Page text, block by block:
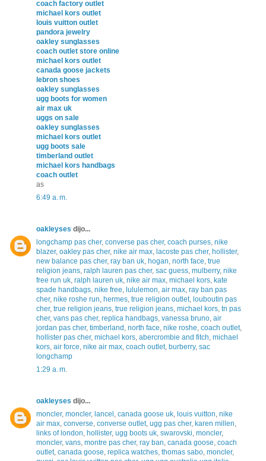
coach factory outlet
michael kors outlet
louis vuitton outlet
pandora jewelry
oakley sunglasses
coach outlet store online
michael kors outlet
canada goose jackets
lebron shoes
oakley sunglasses
ugg boots for women
air max uk
uggs on sale
oakley sunglasses
michael kors outlet
ugg boots sale
timberland outlet
michael kors handbags
coach outlet
as
6:49 a. m.
oakleyses dijo...
longchamp pas cher, converse pas cher, coach purses, nike
blazer, oakley pas cher, nike air max, lacoste pas cher, hollister,
new balance pas cher, ray ban uk, hogan, north face, true
religion jeans, ralph lauren pas cher, sac guess, mulberry, nike
free run uk, ralph lauren uk, nike air max, michael kors, kate
spade handbags, nike free, lululemon, air max, ray ban pas
cher, nike roshe run, hermes, true religion outlet, louboutin pas
cher, true religion jeans, true religion jeans, michael kors, tn pas
cher, vans pas cher, replica handbags, vanessa bruno, air
jordan pas cher, timberland , north face, nike roshe, coach outlet,
hollister pas cher, michael kors, abercrombie and fitch, michael
kors, air force, nike air max, coach outlet, burberry, sac
longchamp
1:29 a. m.
oakleyses dijo...
moncler, moncler, lancel , canada goose uk, louis vuitton, nike
air max, converse, converse outlet, ugg pas cher, karen millen,
links of london, hollister, ugg boots uk, swarovski, moncler,
moncler, vans, montre pas cher, ray ban, canada goose, coach
outlet, canada goose, replica watches, thomas sabo, moncler,